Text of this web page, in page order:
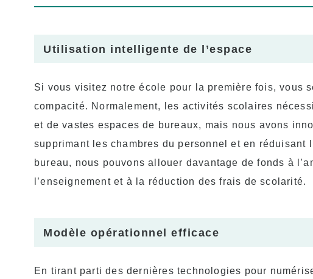
Utilisation intelligente de l’espace
Si vous visitez notre école pour la première fois, vous
compacité. Normalement, les activités scolaires
et de vastes espaces de bureaux, mais nous avons
supprimant les chambres du personnel et en réduisant
bureau, nous pouvons allouer davantage de fonds à
l’enseignement et à la réduction des frais de scolarité.
Modèle opérationnel efficace
En tirant parti des dernières technologies pour